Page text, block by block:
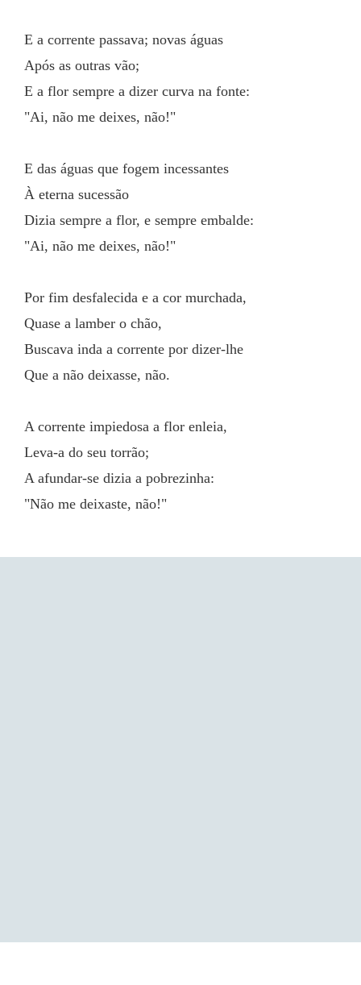
E a corrente passava; novas águas
Após as outras vão;
E a flor sempre a dizer curva na fonte:
"Ai, não me deixes, não!"
E das águas que fogem incessantes
À eterna sucessão
Dizia sempre a flor, e sempre embalde:
"Ai, não me deixes, não!"
Por fim desfalecida e a cor murchada,
Quase a lamber o chão,
Buscava inda a corrente por dizer-lhe
Que a não deixasse, não.
A corrente impiedosa a flor enleia,
Leva-a do seu torrão;
A afundar-se dizia a pobrezinha: